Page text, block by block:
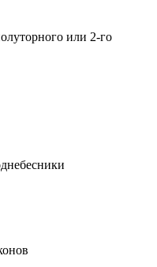
или 2-го